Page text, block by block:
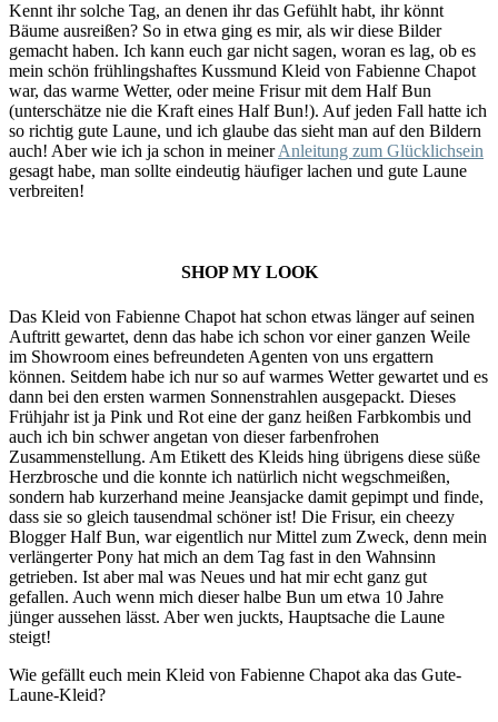
Kennt ihr solche Tag, an denen ihr das Gefühlt habt, ihr könnt
Bäume ausreißen? So in etwa ging es mir, als wir diese Bilder
gemacht haben. Ich kann euch gar nicht sagen, woran es lag, ob es
mein schön frühlingshaftes Kussmund Kleid von Fabienne Chapot
war, das warme Wetter, oder meine Frisur mit dem Half Bun
(unterschätze nie die Kraft eines Half Bun!). Auf jeden Fall hatte ich
so richtig gute Laune, und ich glaube das sieht man auf den Bildern
auch! Aber wie ich ja schon in meinerAnleitung zum Glücklichsein
gesagt habe, man sollte eindeutig häufiger lachen und gute Laune
verbreiten!
SHOP MY LOOK
Das Kleid von Fabienne Chapot hat schon etwas länger auf seinen
Auftritt gewartet, denn das habe ich schon vor einer ganzen Weile
im Showroom eines befreundeten Agenten von uns ergattern
können. Seitdem habe ich nur so auf warmes Wetter gewartet und es
dann bei den ersten warmen Sonnenstrahlen ausgepackt. Dieses
Frühjahr ist ja Pink und Rot eine der ganz heißen Farbkombis und
auch ich bin schwer angetan von dieser farbenfrohen
Zusammenstellung. Am Etikett des Kleids hing übrigens diese süße
Herzbrosche und die konnte ich natürlich nicht wegschmeißen,
sondern hab kurzerhand meine Jeansjacke damit gepimpt und finde,
dass sie so gleich tausendmal schöner ist! Die Frisur, ein cheezy
Blogger Half Bun, war eigentlich nur Mittel zum Zweck, denn mein
verlängerter Pony hat mich an dem Tag fast in den Wahnsinn
getrieben. Ist aber mal was Neues und hat mir echt ganz gut
gefallen. Auch wenn mich dieser halbe Bun um etwa 10 Jahre
jünger aussehen lässt. Aber wen juckts, Hauptsache die Laune
steigt!
Wie gefällt euch mein Kleid von Fabienne Chapot aka das Gute-
Laune-Kleid?